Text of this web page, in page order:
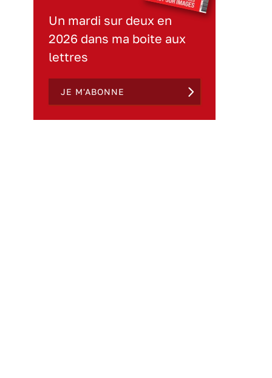
Un mardi sur deux en
2026 dans ma boite aux
lettres
JE M'ABONNE